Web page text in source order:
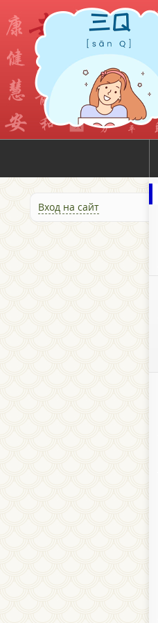
Вход на сайт